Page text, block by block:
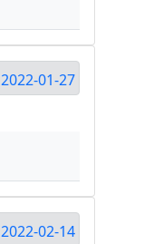
2022-01-27
2022-02-14